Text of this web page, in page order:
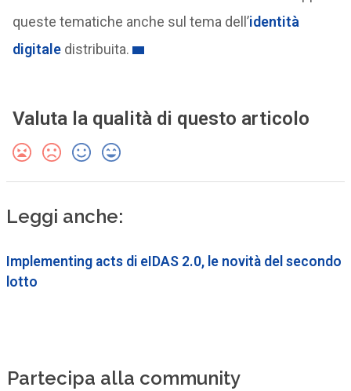
queste tematiche anche sul tema dell’identità
digitaledistribuita.
Valuta la qualità di questo articolo
Leggi anche:
Implementing acts di eIDAS 2.0, le novità del secondo
lotto
Partecipa alla community